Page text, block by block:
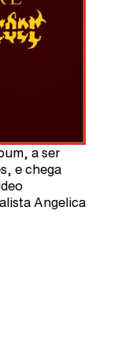
a ser
e chega
Angelica